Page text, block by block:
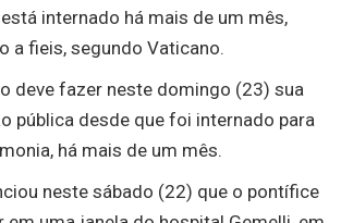
internado há mais de um mês,
a fieis, segundo Vaticano.
deve fazer neste domingo (23) sua
pública desde que foi internado para
há mais de um mês.
neste sábado (22) que o pontífice